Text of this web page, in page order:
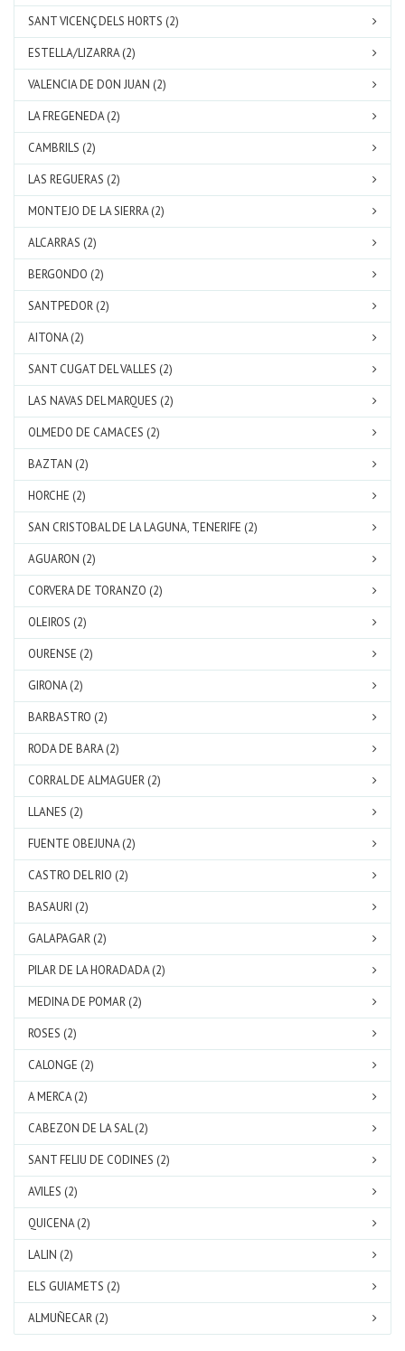
SANT VICENÇ DELS HORTS (2)
ESTELLA/LIZARRA (2)
VALENCIA DE DON JUAN (2)
LA FREGENEDA (2)
CAMBRILS (2)
LAS REGUERAS (2)
MONTEJO DE LA SIERRA (2)
ALCARRAS (2)
BERGONDO (2)
SANTPEDOR (2)
AITONA (2)
SANT CUGAT DEL VALLES (2)
LAS NAVAS DEL MARQUES (2)
OLMEDO DE CAMACES (2)
BAZTAN (2)
HORCHE (2)
SAN CRISTOBAL DE LA LAGUNA, TENERIFE (2)
AGUARON (2)
CORVERA DE TORANZO (2)
OLEIROS (2)
OURENSE (2)
GIRONA (2)
BARBASTRO (2)
RODA DE BARA (2)
CORRAL DE ALMAGUER (2)
LLANES (2)
FUENTE OBEJUNA (2)
CASTRO DEL RIO (2)
BASAURI (2)
GALAPAGAR (2)
PILAR DE LA HORADADA (2)
MEDINA DE POMAR (2)
ROSES (2)
CALONGE (2)
A MERCA (2)
CABEZON DE LA SAL (2)
SANT FELIU DE CODINES (2)
AVILES (2)
QUICENA (2)
LALIN (2)
ELS GUIAMETS (2)
ALMUÑECAR (2)